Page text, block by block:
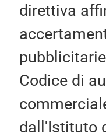
direttiva
Codice di
dall'Istituto